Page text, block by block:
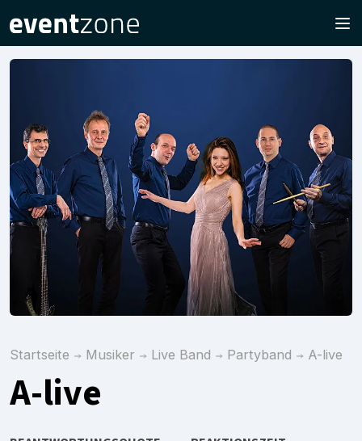
Startseite Musiker Live Band Partyband A-live
A-live